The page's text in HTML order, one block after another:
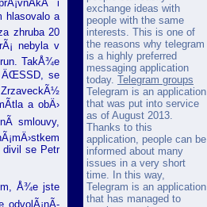
i
hlasovalo a
zhruba 20
nebyla v
TakÅ¾e
ÄŒSSD, se
a obÄ›
smlouvy,
divil se Petr
Å¾e jste
odvolÃ¡nÃ­
exchange ideas with
people with the same
interests. This is one of
the reasons why telegram
is a highly preferred
messaging application
today. Telegram groups
Telegram is an application
that was put into service
as of August 2013.
Thanks to this
application, people can be
informed about many
issues in a very short
time. In this way,
Telegram is an application
that has managed to